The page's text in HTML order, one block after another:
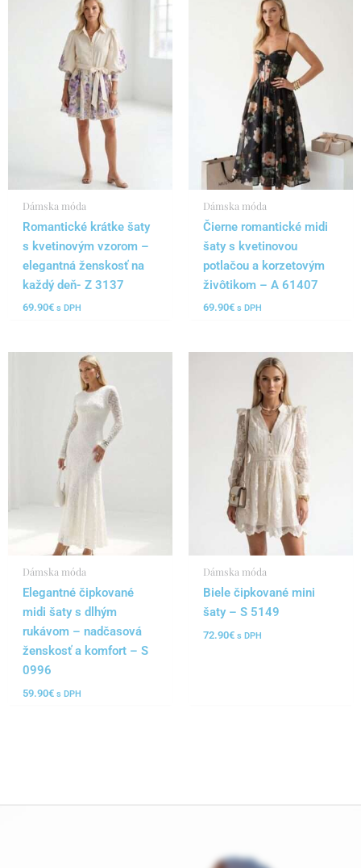
Dámska móda
Romantické krátke šaty
s kvetinovým vzorom –
elegantná ženskosť na
každý deň- Z 3137
69.90€ s DPH
Dámska móda
Čierne romantické midi
šaty s kvetinovou
potlačou a korzetovým
živôtikom – A 61407
69.90€ s DPH
Dámska móda
Elegantné čipkované
midi šaty s dlhým
rukávom – nadčasová
ženskosť a komfort – S
0996
59.90€ s DPH
Dámska móda
Biele čipkované mini
šaty – S 5149
72.90€ s DPH